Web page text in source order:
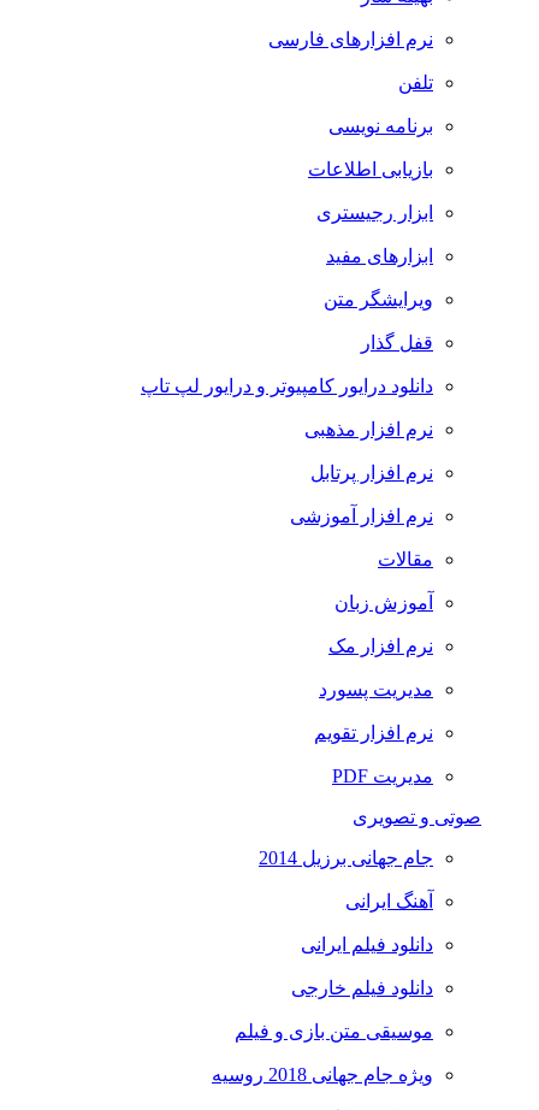
نرم افزارهای فارسی
تلفن
برنامه نویسی
بازیابی اطلاعات
ابزار رجیستری
ابزارهای مفید
ویرایشگر متن
قفل گذار
دانلود درایور کامپیوتر و درایور لپ تاپ
نرم افزار مذهبی
نرم افزار پرتابل
نرم افزار آموزشی
مقالات
آموزش زبان
نرم افزار مک
مدیریت پسورد
نرم افزار تقویم
مدیریت PDF
صوتی و تصویری
جام جهانی برزیل 2014
آهنگ ایرانی
دانلود فیلم ایرانی
دانلود فیلم خارجی
موسیقی متن بازی و فیلم
ویژه جام جهانی 2018 روسیه